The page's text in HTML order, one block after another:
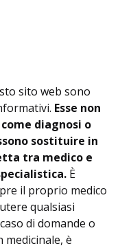
sito web sono
Esse non
diagnosi o
sostituire in
tra medico e
È
il proprio medico
qualsiasi
di domande o
medicinale, è